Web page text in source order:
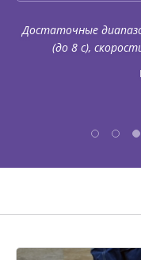
ЛАБОРАТОРИЙ
Достаточные
(до 8 с),